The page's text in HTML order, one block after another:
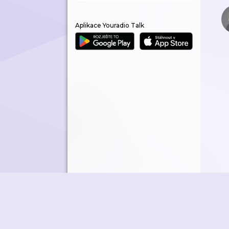
Aplikace Youradio Talk